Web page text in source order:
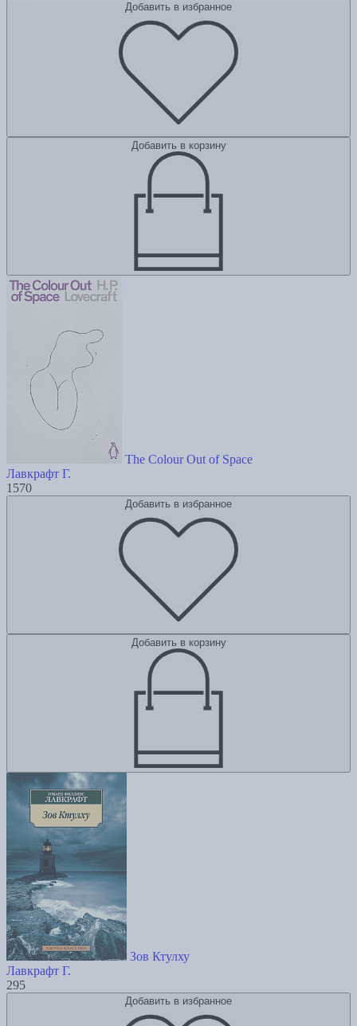
Добавить в избранное
Добавить в корзину
The Colour Out of Space
Лавкрафт Г.
1570
Добавить в избранное
Добавить в корзину
Зов Ктулху
Лавкрафт Г.
295
Добавить в избранное